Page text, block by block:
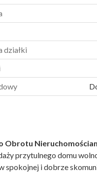
działki
Obrotu
przytulnego domu
spokojnej i dobrze